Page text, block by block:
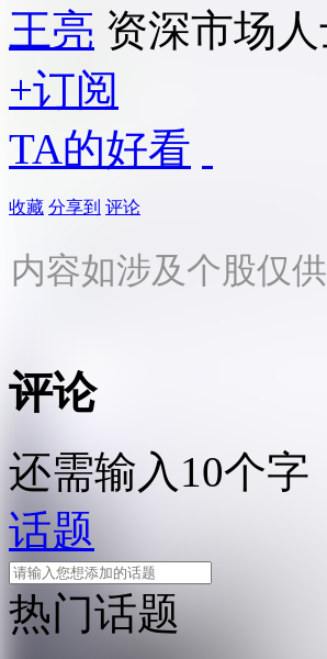
王亮 资深市场
+订阅
TA的好看
收藏 分享到 评论
内容如涉及个股仅
评论
还需输入10个字
话题
热门话题